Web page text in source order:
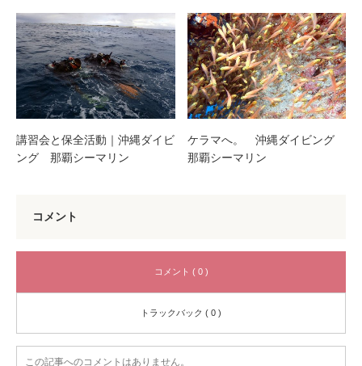
講習会と保全活動｜沖縄ダイビ
ング 那覇シーマリン
ケラマへ。 沖縄ダイビング
那覇シーマリン
コメント
コメント ( 0 )
トラックバック ( 0 )
この記事へのコメントはありません。